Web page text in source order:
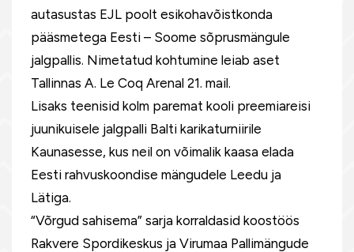
autasustas EJL poolt esikohavõistkonda
pääsmetega Eesti – Soome sõprusmängule
jalgpallis. Nimetatud kohtumine leiab aset
Tallinnas A. Le Coq Arenal 21. mail.
Lisaks teenisid kolm paremat kooli preemiareisi
juunikuisele jalgpalli Balti karikaturniirile
Kaunasesse, kus neil on võimalik kaasa elada
Eesti rahvuskoondise mängudele Leedu ja
Lätiga.
“Võrgud sahisema” sarja korraldasid koostöös
Rakvere Spordikeskus ja Virumaa Pallimängude